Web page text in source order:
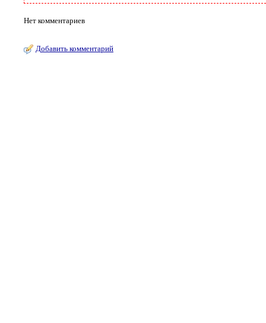
Нет комментариев
Добавить комментарий